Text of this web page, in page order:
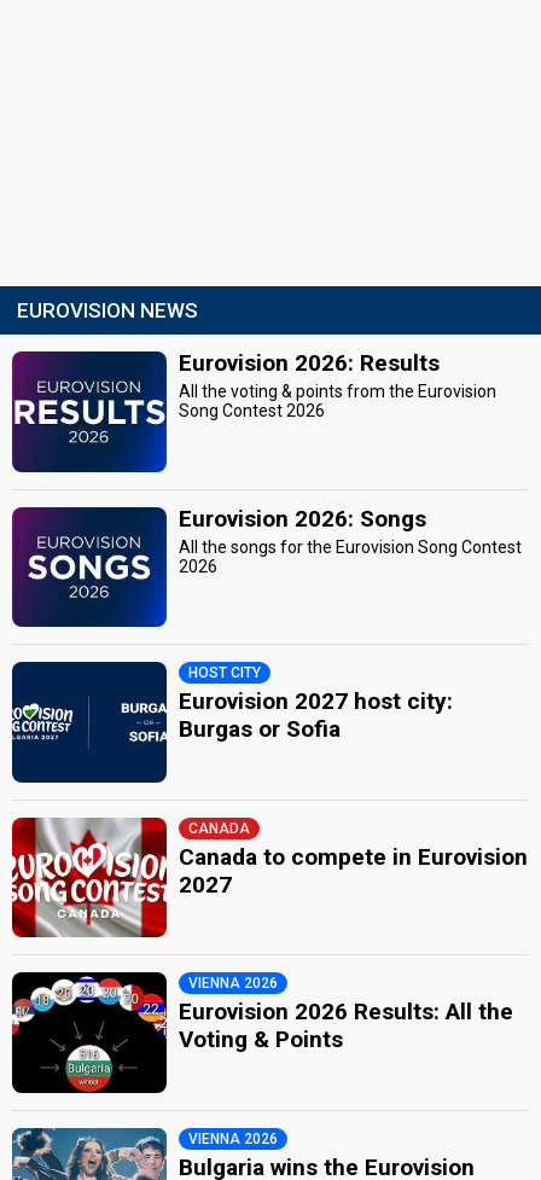
EUROVISION NEWS
Eurovision 2026: Results
All the voting & points from the Eurovision
Song Contest 2026
Eurovision 2026: Songs
All the songs for the Eurovision Song Contest
2026
HOST CITY
Eurovision 2027 host city:
Burgas or Sofia
CANADA
Canada to compete in Eurovision
2027
VIENNA 2026
Eurovision 2026 Results: All the
Voting & Points
VIENNA 2026
Bulgaria wins the Eurovision